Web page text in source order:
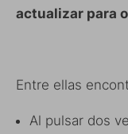
actualizar para
Entre ellas
Al pulsar dos